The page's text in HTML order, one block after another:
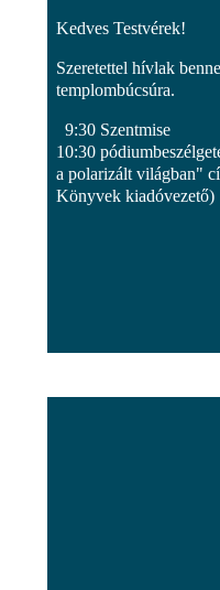
Kedves Testvérek!
Szeretettel hívlak
templombúcsúra.
9:30 Szentmise
10:30
a polarizált világban"
Könyvek